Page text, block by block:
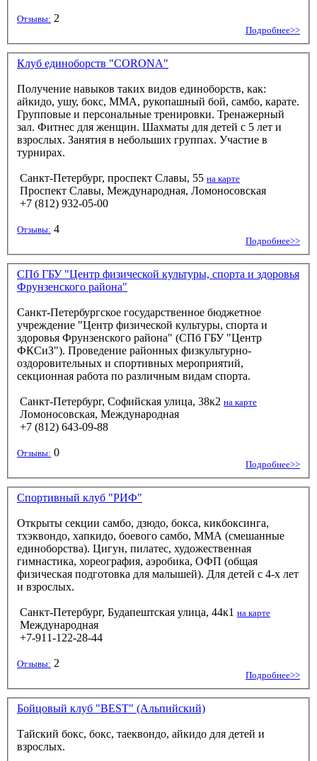
Отзывы: 2
Подробнее>>
Клуб единоборств "CORONA"
Получение навыков таких видов единоборств, как:
айкидо, ушу, бокс, ММА, рукопашный бой, самбо, карате.
Групповые и персональные тренировки. Тренажерный
зал. Фитнес для женщин. Шахматы для детей с 5 лет и
взрослых. Занятия в небольших группах. Участие в
турнирах.
Санкт-Петербург, проспект Славы, 55 на карте
Проспект Славы, Международная, Ломоносовская
+7 (812) 932-05-00
Отзывы: 4
Подробнее>>
СПб ГБУ "Центр физической культуры, спорта и здоровья
Фрунзенского района"
Санкт-Петербургское государственное бюджетное
учреждение "Центр физической культуры, спорта и
здоровья Фрунзенского района" (СПб ГБУ "Центр
ФКСиЗ"). Проведение районных физкультурно-
оздоровительных и спортивных мероприятий,
секционная работа по различным видам спорта.
Санкт-Петербург, Софийская улица, 38к2 на карте
Ломоносовская, Международная
+7 (812) 643-09-88
Отзывы: 0
Подробнее>>
Спортивный клуб "РИФ"
Открыты секции самбо, дзюдо, бокса, кикбоксинга,
тхэквондо, хапкидо, боевого самбо, ММА (смешанные
единоборства). Цигун, пилатес, художественная
гимнастика, хореография, аэробика, ОФП (общая
физическая подготовка для малышей). Для детей с 4-х лет
и взрослых.
Санкт-Петербург, Будапештская улица, 44к1 на карте
Международная
+7-911-122-28-44
Отзывы: 2
Подробнее>>
Бойцовый клуб "BEST" (Альпийский)
Тайский бокс, бокс, таеквондо, айкидо для детей и
взрослых.